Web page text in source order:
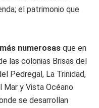
el patrimonio que
numerosas que en
las colonias Brisas del
Pedregal, La Trinidad,
Mar y Vista Océano
se desarrollan